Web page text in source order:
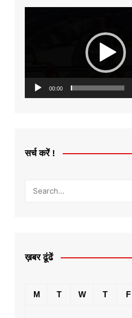
00:00
सर्च करें !
ख़बर ढूंढें
M T W T F